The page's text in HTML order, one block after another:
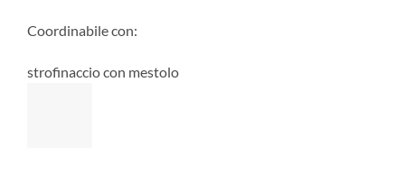
Coordinabile con:
strofinaccio con mestolo